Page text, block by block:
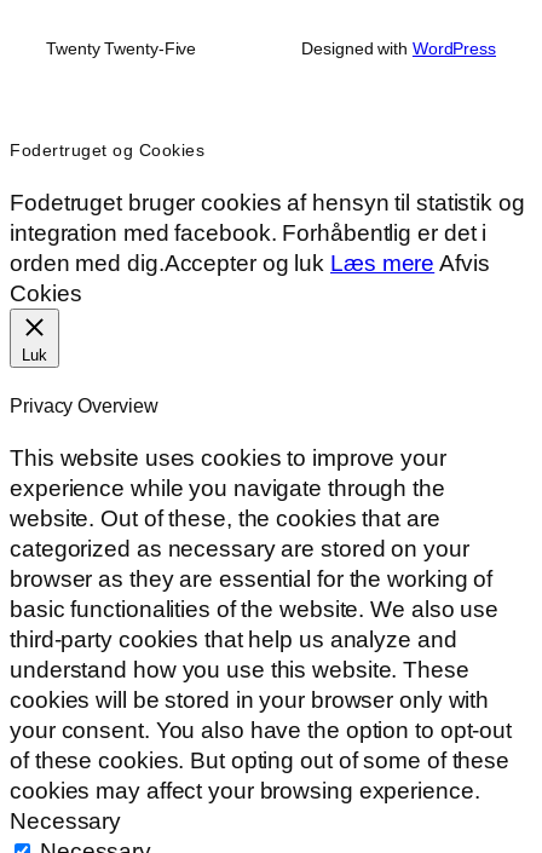
Twenty Twenty-Five Designed with WordPress
Fodertruget og Cookies
Fodetruget bruger cookies af hensyn til statistik og
integration med facebook. Forhåbentlig er det i
orden med dig.Accepter og luk Læs mere Afvis
Cokies
Luk
Privacy Overview
This website uses cookies to improve your
experience while you navigate through the
website. Out of these, the cookies that are
categorized as necessary are stored on your
browser as they are essential for the working of
basic functionalities of the website. We also use
third-party cookies that help us analyze and
understand how you use this website. These
cookies will be stored in your browser only with
your consent. You also have the option to opt-out
of these cookies. But opting out of some of these
cookies may affect your browsing experience.
Necessary